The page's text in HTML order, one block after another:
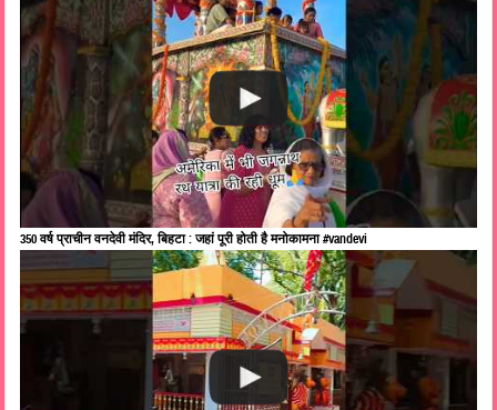
350 वर्ष प्राचीन वनदेवी मंदिर, बिहटा : जहां पूरी होती है मनोकामना #vandevi